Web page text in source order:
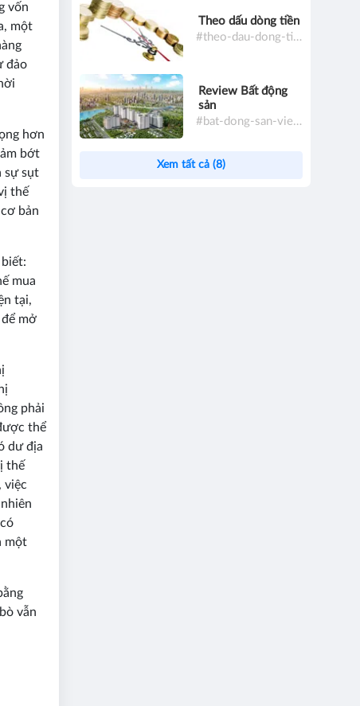
vốn
một
đảo
hơn
bớt
sự sụt
thế
bản
mua
tại,
mở
phải
thể
dư địa
thế
việc
một
vẫn
Theo dấu dòng tiền
#theo-dau-dong-tien
Review Bất động
sản
#bat-dong-san-viet-nam
Xem tất cả (8)